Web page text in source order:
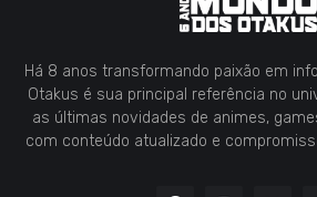
Há 8 anos transformando paixão em
Otakus é sua principal referência no
as últimas novidades de animes,
com conteúdo atualizado e